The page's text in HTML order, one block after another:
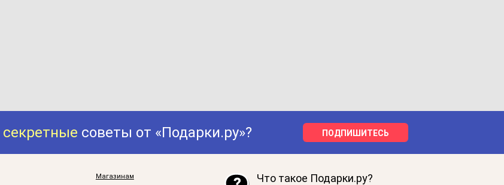
секретные советы от «Подарки.ру»? ПОДПИШИТЕСЬ
Магазинам Что такое Подарки.ру?